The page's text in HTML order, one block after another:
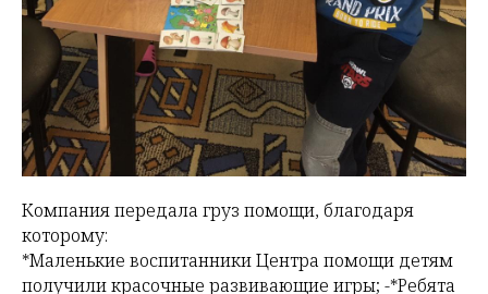
Компания передала груз помощи, благодаря
которому:
*Маленькие воспитанники Центра помощи детям
получили красочные развивающие игры; -*Ребята